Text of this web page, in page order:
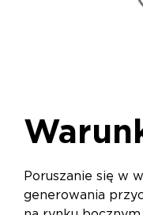
Poruszanie się w
generowania